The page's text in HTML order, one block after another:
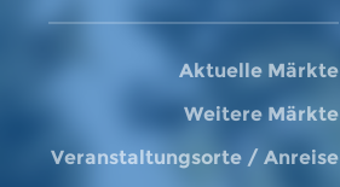
Aktuelle Märkte
Weitere Märkte
Veranstaltungsorte / Anreise